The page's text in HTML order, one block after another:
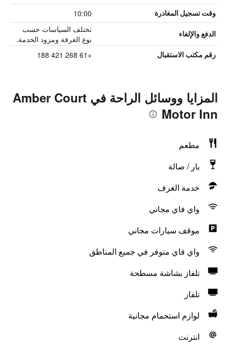
وقت تسجيل المغادرة 10:00
الدفع والإلغاء
تختلف السياسات حسب
نوع الغرفة ومزود الخدمة.
رقم مكتب الاستقبال +61 268 421 188
المزايا ووسائل الراحة في Amber Court
Motor Inn
مطعم
بار / صالة
خدمة الغرف
واي فاي مجاني
موقف سيارات مجاني
واي فاي متوفر في جميع المناطق
تلفاز بشاشة مسطحة
تلفاز
لوازم استحمام مجانية
انترنت